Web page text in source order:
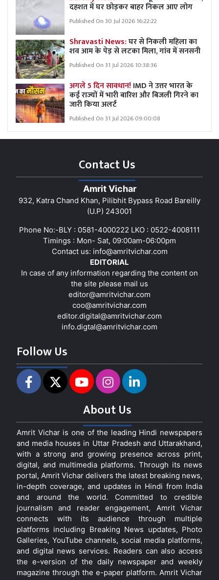
दहशत में घर छोड़कर बाहर निकल आए लोग
Published On 30 Jul 2026 16:22:22
Shravasti News:घर से निकली महिला का
शव आम के पेड़ से लटका मिला, गांव में सनसनी
Published On 31 Jul 2026 10:38:36
अगले 5 दिन सावधान! IMD ने उत्तर भारत के
कई राज्यों में भारी बारिश और बिजली गिरने का
जारी किया अलर्ट
Published On 31 Jul 2026 09:00:08
Contact Us
Amrit Vichar
932, Katra Chand Khan, Pilibhit Bypass Road Bareilly
(U.P) 243001
Phone No:-BLY : 0581-4000222 LKO : 0522-4008111
Timings : Mon- Sat, 09:00am-06:00pm
Contact us: info@amritvichar.com
EDITORIAL
In case of any information regarding the content on
the site please mail us
editor@amritvichar.com
coo@amritvichar.com
editor.digital@amritvichar.com
info.digtal@amritvichar.com
Follow Us
About Us
Amrit Vichar is one of the leading Hindi newspapers
and media houses in Uttar Pradesh and Uttarakhand,
with a strong and growing presence across print,
digital, and multimedia platforms. Through its news
portal, Amrit Vichar delivers the latest breaking news,
in-depth coverage, and updates in Hindi from India
and around the world. Committed to credible
journalism and reader engagement, Amrit Vichar
connects with its audience through multiple
platforms including Breaking News updates, Photo
Galleries, YouTube channels, social media platforms,
and digital news services. Readers can also access
the e-version of the daily newspaper and weekly
magazine through the e-paper platform. Amrit Vichar